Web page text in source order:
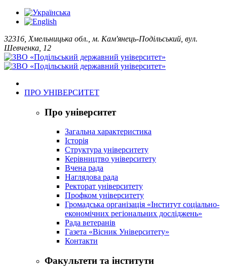
32316, Хмельницька обл., м. Кам'янець-Подільський, вул.
Шевченка, 12
ПРО УНІВЕРСИТЕТ
Про університет
Загальна характеристика
Історія
Структура університету
Керівництво університету
Вчена рада
Наглядова рада
Ректорат університету
Профком університету
Громадська організація «Інститут соціально-
економічних регіональних досліджень»
Рада ветеранів
Газета «Вісник Університету»
Контакти
Факультети та інститути